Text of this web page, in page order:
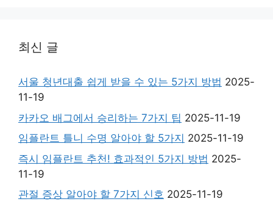
최신 글
서울 청년대출 쉽게 받을 수 있는 5가지 방법 2025-
11-19
카카오 배그에서 승리하는 7가지 팁 2025-11-19
임플란트 틀니 수명 알아야 할 5가지 2025-11-19
즉시 임플란트 추천! 효과적인 5가지 방법 2025-
11-19
관절 증상 알아야 할 7가지 신호 2025-11-19